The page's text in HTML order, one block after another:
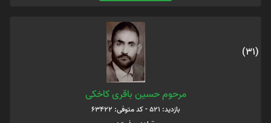
(31)
مرحوم حسین باقری کاخکی
بازدید: 521 - کد متوفی: 63422